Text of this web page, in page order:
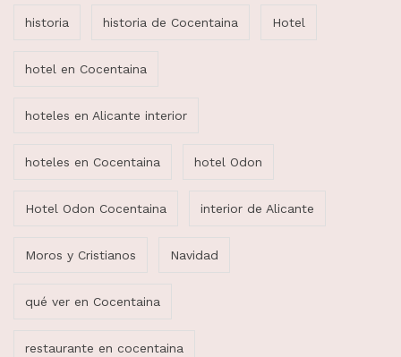
historia historia de Cocentaina Hotel
hotel en Cocentaina
hoteles en Alicante interior
hoteles en Cocentaina hotel Odon
Hotel Odon Cocentaina interior de Alicante
Moros y Cristianos Navidad
qué ver en Cocentaina
restaurante en cocentaina